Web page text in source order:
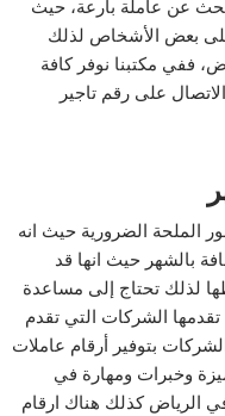
عن عاملة بارعة، حيث
بعض الأشخاص لذلك
ففي مكتبنا نوفر كافة
على رقم تاجير
الملحة الضرورية حيث انه
بالشهر حيث انها قد
لذلك تحتاج إلى مساعدة
الشركات التي تقدم
بتوفير أرقام عاملات
وخبرات ومهارة في
الرياض كذلك هناك ارقام